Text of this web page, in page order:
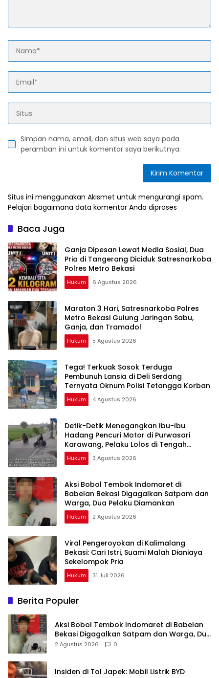
Simpan nama, email, dan situs web saya pada
peramban ini untuk komentar saya berikutnya.
Situs ini menggunakan Akismet untuk mengurangi spam.
Pelajari bagaimana data komentar Anda diproses
Baca Juga
Ganja Dipesan Lewat Media Sosial, Dua
Pria di Tangerang Diciduk Satresnarkoba
Polres Metro Bekasi
Hukum 6 Agustus 2026
Maraton 3 Hari, Satresnarkoba Polres
Metro Bekasi Gulung Jaringan Sabu,
Ganja, dan Tramadol
Hukum 5 Agustus 2026
Tega! Terkuak Sosok Terduga
Pembunuh Lansia di Deli Serdang
Ternyata Oknum Polisi Tetangga Korban
Hukum 4 Agustus 2026
Detik-Detik Menegangkan Ibu-Ibu
Hadang Pencuri Motor di Purwasari
Karawang, Pelaku Lolos di Tengah
Keramaian!
Hukum 3 Agustus 2026
Aksi Bobol Tembok Indomaret di
Babelan Bekasi Digagalkan Satpam dan
Warga, Dua Pelaku Diamankan
Hukum 2 Agustus 2026
Viral Pengeroyokan di Kalimalang
Bekasi: Cari Istri, Suami Malah Dianiaya
Sekelompok Pria
Hukum 31 Juli 2026
Berita Populer
Aksi Bobol Tembok Indomaret di Babelan
Bekasi Digagalkan Satpam dan Warga, Dua
Pelaku Diamankan
2 Agustus 2026 0
Insiden di Tol Japek: Mobil Listrik BYD